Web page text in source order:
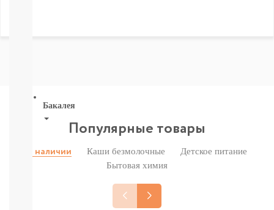
Бакалея
Напитки
все
Популярные товары
В наличии Каши безмолочные
Детское питание
Бытовая химия